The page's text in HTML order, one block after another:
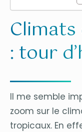
: tour
Il me semble
zoom sur le
tropicaux. En